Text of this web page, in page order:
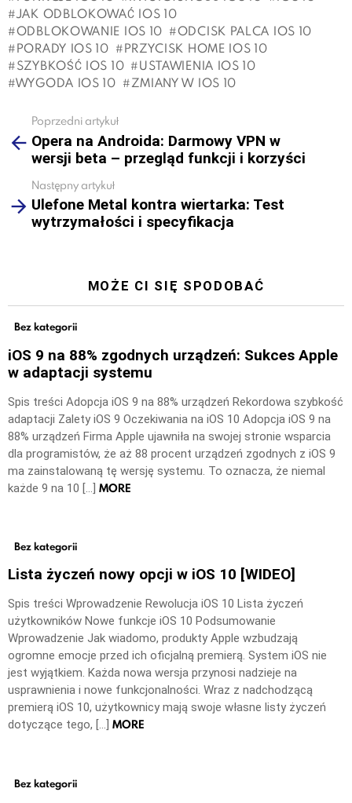
JAK ODBLOKOWAĆ IOS 10
ODBLOKOWANIE IOS 10
ODCISK PALCA IOS 10
PORADY IOS 10
PRZYCISK HOME IOS 10
SZYBKOŚĆ IOS 10
USTAWIENIA IOS 10
WYGODA IOS 10
ZMIANY W IOS 10
more
Poprzedni artykuł
Opera na Androida: Darmowy VPN w
wersji beta – przegląd funkcji i korzyści
Następny artykuł
Ulefone Metal kontra wiertarka: Test
wytrzymałości i specyfikacja
MOŻE CI SIĘ SPODOBAĆ
Bez kategorii
iOS 9 na 88% zgodnych urządzeń: Sukces Apple
w adaptacji systemu
Spis treści Adopcja iOS 9 na 88% urządzeń Rekordowa szybkość
adaptacji Zalety iOS 9 Oczekiwania na iOS 10 Adopcja iOS 9 na
88% urządzeń Firma Apple ujawniła na swojej stronie wsparcia
dla programistów, że aż 88 procent urządzeń zgodnych z iOS 9
ma zainstalowaną tę wersję systemu. To oznacza, że niemal
każde 9 na 10 […] MORE
Bez kategorii
Lista życzeń nowy opcji w iOS 10 [WIDEO]
Spis treści Wprowadzenie Rewolucja iOS 10 Lista życzeń
użytkowników Nowe funkcje iOS 10 Podsumowanie
Wprowadzenie Jak wiadomo, produkty Apple wzbudzają
ogromne emocje przed ich oficjalną premierą. System iOS nie
jest wyjątkiem. Każda nowa wersja przynosi nadzieje na
usprawnienia i nowe funkcjonalności. Wraz z nadchodzącą
premierą iOS 10, użytkownicy mają swoje własne listy życzeń
dotyczące tego, […] MORE
Bez kategorii